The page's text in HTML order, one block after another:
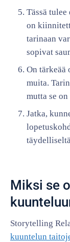
Tässä
on
tarinaan
sopivat
On tärkeää
muita.
mutta se on
Jatka,
Miksi se
Storytelling
kuuntelun